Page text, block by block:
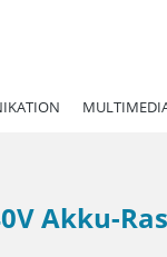
Akku-